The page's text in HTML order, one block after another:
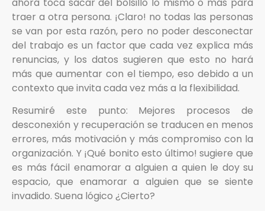
traer a otra persona. ¡Claro! no todas las personas
se van por esta razón, pero no poder desconectar
del trabajo es un factor que cada vez explica más
renuncias, y los datos sugieren que esto no hará
más que aumentar con el tiempo, eso debido a un
contexto que invita cada vez más a la flexibilidad.
Resumiré este punto: Mejores procesos de
desconexión y recuperación se traducen en menos
errores, más motivación y más compromiso con la
organización. Y ¡Qué bonito esto último! sugiere que
es más fácil enamorar a alguien a quien le doy su
espacio, que enamorar a alguien que se siente
invadido. Suena lógico ¿Cierto?